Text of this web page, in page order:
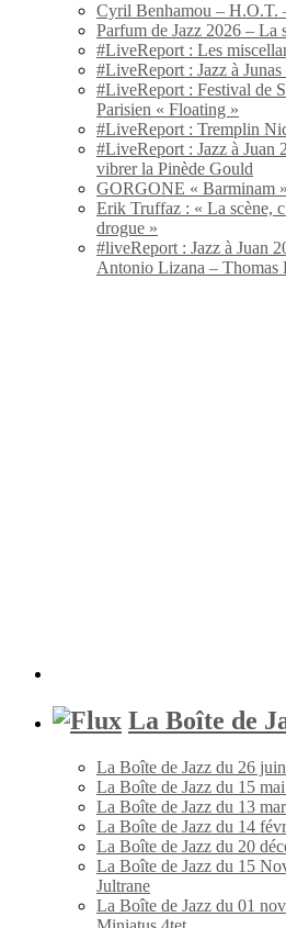
Cyril Benhamou – H.O.T.
Parfum de Jazz 2026 –
#LiveReport : Les
#LiveReport : Jazz à
#LiveReport : Festival de
Parisien « Floating »
#LiveReport : Tremplin
#LiveReport : Jazz à Juan
vibrer la Pinède Gould
GORGONE « Barminam
Erik Truffaz : « La scène,
drogue »
#liveReport : Jazz à Juan
Antonio Lizana – Thomas
La Boîte de
La Boîte de Jazz du 26
La Boîte de Jazz du 15
La Boîte de Jazz du 13
La Boîte de Jazz du 14
La Boîte de Jazz du 20
La Boîte de Jazz du 15
Jultrane
La Boîte de Jazz du 01